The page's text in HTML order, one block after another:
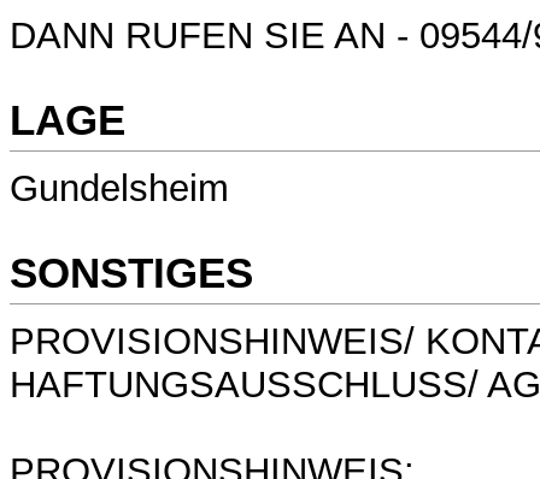
DANN RUFEN SIE AN -
LAGE
Gundelsheim
SONSTIGES
PROVISIONSHINWEIS/
HAFTUNGSAUSSCHLUSS/